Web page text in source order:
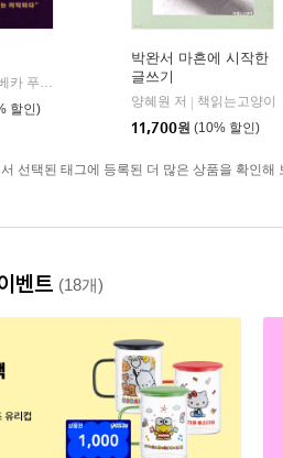
안젤라 애커만,베카 푸글리시 저/오수원 역 | 윌북(willbook)
할인)
박완서 마흔에 시작한
글쓰기
양혜원 저
책읽는고양이
11,700원 (10% 할인)
선택된 태그에 등록된 더 많은 상품을 확인해
벤트 (18개)